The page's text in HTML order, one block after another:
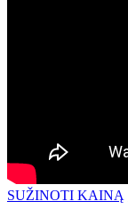
SUŽINOTI KAINĄ